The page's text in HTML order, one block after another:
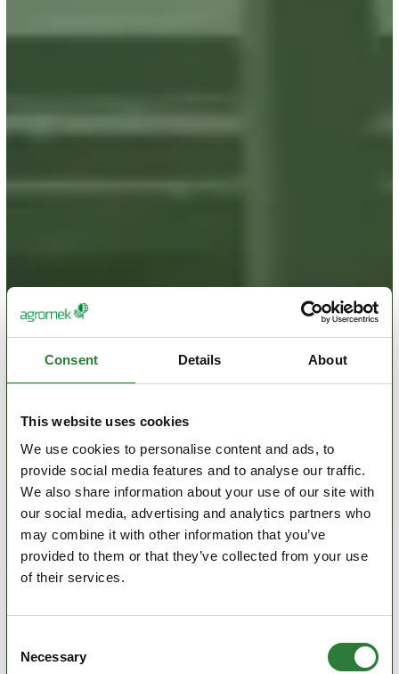
Consent Details About
This website uses cookies
We use cookies to personalise content and ads, to
provide social media features and to analyse our traffic.
We also share information about your use of our site with
our social media, advertising and analytics partners who
may combine it with other information that you’ve
provided to them or that they’ve collected from your use
of their services.
Selection
Necessary